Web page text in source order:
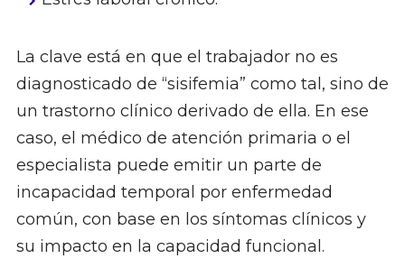
La clave está en que el trabajador no es
diagnosticado de “sisifemia” como tal, sino de
un trastorno clínico derivado de ella. En ese
caso, el médico de atención primaria o el
especialista puede emitir un parte de
incapacidad temporal por enfermedad
común, con base en los síntomas clínicos y
su impacto en la capacidad funcional.